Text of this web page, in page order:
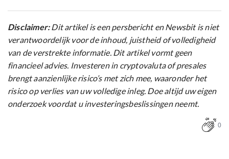
Disclaimer:Dit artikel is een persbericht en Newsbit is niet
verantwoordelijk voor de inhoud, juistheid of volledigheid
van de verstrekte informatie. Dit artikel vormt geen
financieel advies. Investeren in cryptovaluta of presales
brengt aanzienlijke risico’s met zich mee, waaronder het
risico op verlies van uw volledige inleg. Doe altijd uw eigen
onderzoek voordat u investeringsbeslissingen neemt.
0